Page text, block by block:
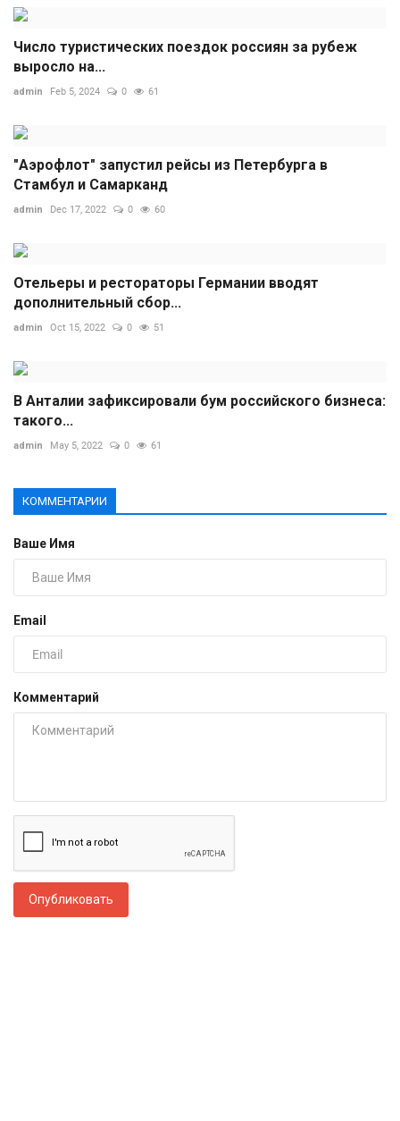
Число туристических поездок россиян за рубеж
выросло на...
admin Feb 5, 2024 0 61
"Аэрофлот" запустил рейсы из Петербурга в
Стамбул и Самарканд
admin Dec 17, 2022 0 60
Отельеры и рестораторы Германии вводят
дополнительный сбор...
admin Oct 15, 2022 0 51
В Анталии зафиксировали бум российского бизнеса:
такого...
admin May 5, 2022 0 61
КОММЕНТАРИИ
Ваше Имя
Email
Комментарий
Опубликовать